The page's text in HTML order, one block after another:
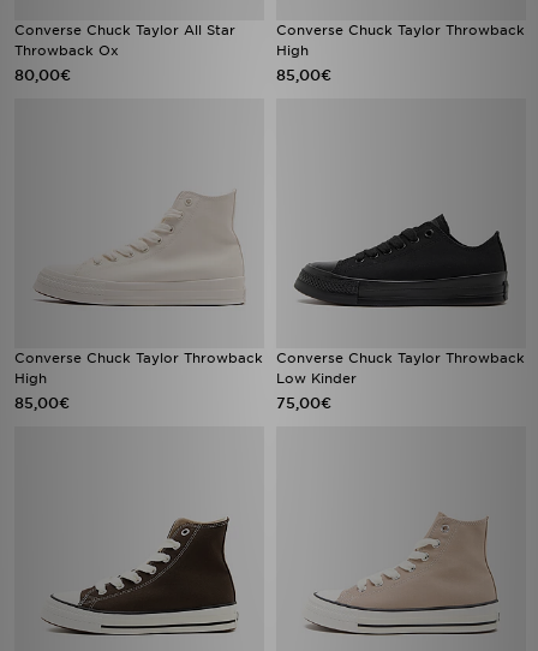
Converse Chuck Taylor All Star
Throwback Ox
80,00€
Converse Chuck Taylor Throwback
High
85,00€
Converse Chuck Taylor Throwback
High
85,00€
Converse Chuck Taylor Throwback
Low Kinder
75,00€